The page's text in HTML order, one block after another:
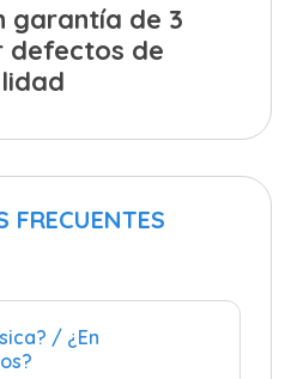
garantía de 3
defectos de
FRECUENTES
/ ¿En